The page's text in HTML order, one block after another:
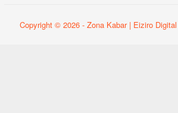
Copyright © 2026 - Zona Kabar | Eiziro